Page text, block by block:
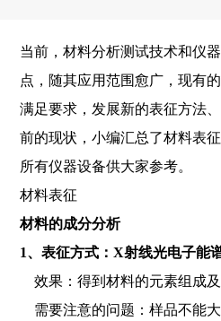
当前，材料分析测试技术和仪
点，随其应用范围愈广，现有
满足要求，发展新的表征方法
前的现状，小编汇总了材料表
所有仪器设备供大家参考。
材料表征
材料的成分分析
1、表征方式：X射线光电子能
效果：得到材料的元素组成及
需要注意的问题：样品不能